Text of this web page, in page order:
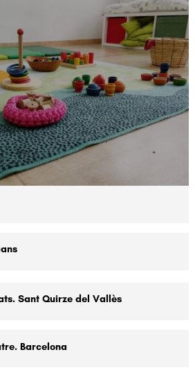
Sant Quirze del Vallès
Barcelona